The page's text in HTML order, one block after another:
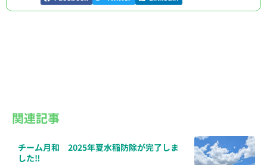
関連記事
チーム月和 2025年夏水稲防除が完了しま
した‼